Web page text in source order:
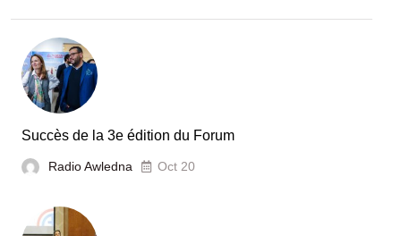
le
Tunisie
Succès de la 3e édition du Forum
Radio Awledna Oct 20